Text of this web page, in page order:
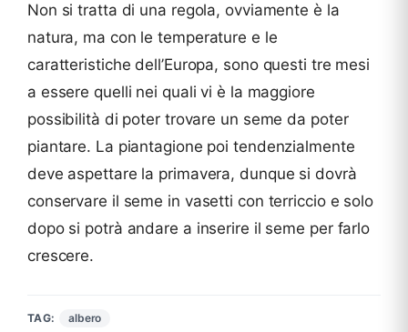
Non si tratta di una regola, ovviamente è la
natura, ma con le temperature e le
caratteristiche dell’Europa, sono questi tre mesi
a essere quelli nei quali vi è la maggiore
possibilità di poter trovare un seme da poter
piantare. La piantagione poi tendenzialmente
deve aspettare la primavera, dunque si dovrà
conservare il seme in vasetti con terriccio e solo
dopo si potrà andare a inserire il seme per farlo
crescere.
TAG: albero